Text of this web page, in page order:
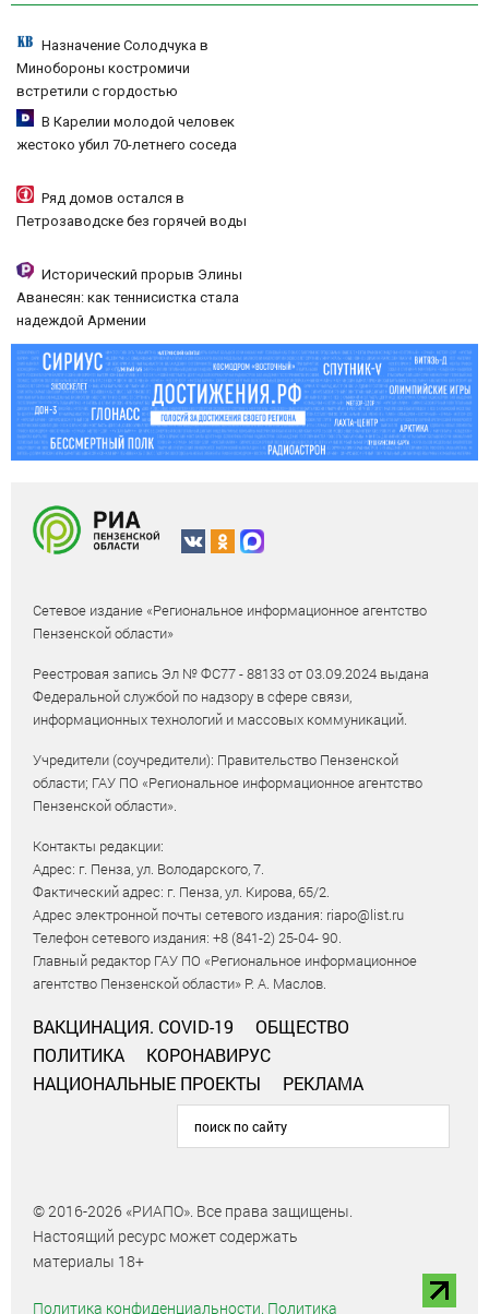
Назначение Солодчука в
Минобороны костромичи
встретили с гордостью
В Карелии молодой человек
жестоко убил 70-летнего соседа
Ряд домов остался в
Петрозаводске без горячей воды
Исторический прорыв Элины
Аванесян: как теннисистка стала
надеждой Армении
Сетевое издание «Региональное информационное агентство
Пензенской области»
Реестровая запись Эл № ФС77 - 88133 от 03.09.2024 выдана
Федеральной службой по надзору в сфере связи,
информационных технологий и массовых коммуникаций.
Учредители (соучредители): Правительство Пензенской
области; ГАУ ПО «Региональное информационное агентство
Пензенской области».
Контакты редакции:
Адрес: г. Пенза, ул. Володарского, 7.
Фактический адрес: г. Пенза, ул. Кирова, 65/2.
Адрес электронной почты сетевого издания: riapo@list.ru
Телефон сетевого издания: +8 (841-2) 25-04- 90.
Главный редактор ГАУ ПО «Региональное информационное
агентство Пензенской области» Р. А. Маслов.
ВАКЦИНАЦИЯ. COVID-19
ОБЩЕСТВО
ПОЛИТИКА
КОРОНАВИРУС
НАЦИОНАЛЬНЫЕ ПРОЕКТЫ
РЕКЛАМА
© 2016-2026 «РИАПО». Все права защищены.
Настоящий ресурс может содержать
материалы 18+
Политика конфиденциальности. Политика